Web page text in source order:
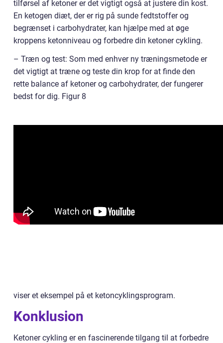
tilførsel af ketoner er det vigtigt også at justere din kost.
En ketogen diæt, der er rig på sunde fedtstoffer og
begrænset i carbohydrater, kan hjælpe med at øge
kroppens ketonniveau og forbedre din ketoner cykling.
– Træn og test: Som med enhver ny træningsmetode er
det vigtigt at træne og teste din krop for at finde den
rette balance af ketoner og carbohydrater, der fungerer
bedst for dig. Figur 8
viser et eksempel på et ketoncyklingsprogram.
Konklusion
Ketoner cykling er en fascinerende tilgang til at forbedre